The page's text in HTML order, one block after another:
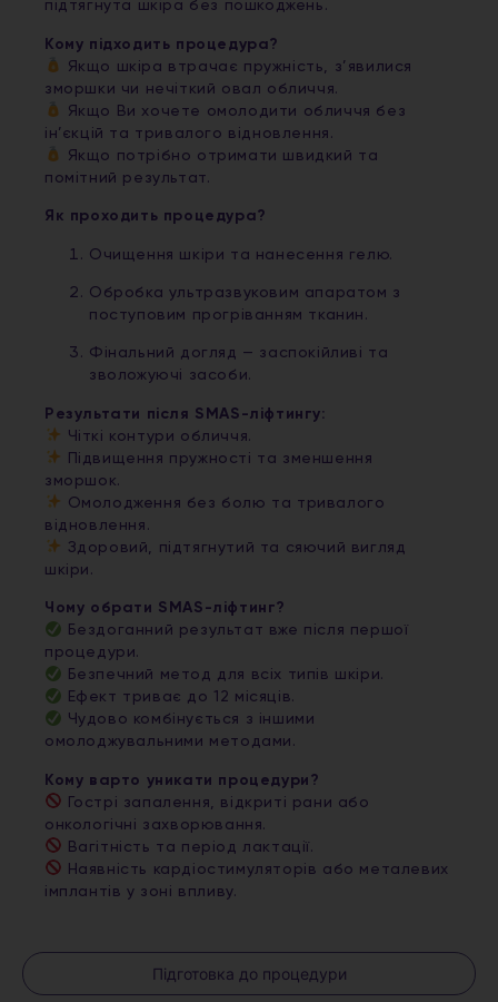
Підготовка до процедури
підтягнута шкіра без пошкоджень.
Кому підходить процедура?
Якщо шкіра втрачає пружність, з’явилися
зморшки чи нечіткий овал обличчя.
Якщо Ви хочете омолодити обличчя без
ін’єкцій та тривалого відновлення.
Якщо потрібно отримати швидкий та
помітний результат.
Як проходить процедура?
Очищення шкіри та нанесення гелю.
Обробка ультразвуковим апаратом з
поступовим прогріванням тканин.
Фінальний догляд — заспокійливі та
зволожуючі засоби.
Результати після SMAS-ліфтингу:
Чіткі контури обличчя.
Підвищення пружності та зменшення
зморшок.
Омолодження без болю та тривалого
відновлення.
Здоровий, підтягнутий та сяючий вигляд
шкіри.
Чому обрати SMAS-ліфтинг?
Бездоганний результат вже після першої
процедури.
Безпечний метод для всіх типів шкіри.
Ефект триває до 12 місяців.
Чудово комбінується з іншими
омолоджувальними методами.
Кому варто уникати процедури?
Гострі запалення, відкриті рани або
онкологічні захворювання.
Вагітність та період лактації.
Наявність кардіостимуляторів або металевих
імплантів у зоні впливу.